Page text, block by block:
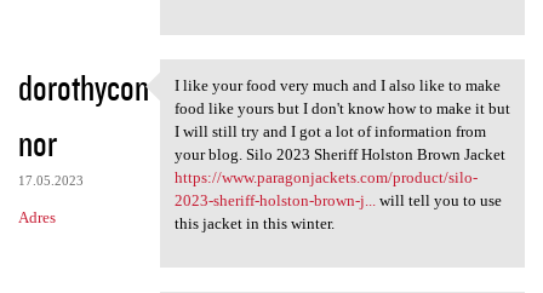
dorothycon
nor
17.05.2023
Adres
I like your food very much
I like your food very much and I also like to make
food like yours but I don't know how to make it but
I will still try and I got a lot of information from
your blog. Silo 2023 Sheriff Holston Brown Jacket
https://www.paragonjackets.com/product/silo-
2023-sheriff-holston-brown-j...
will tell you to use
this jacket in this winter.